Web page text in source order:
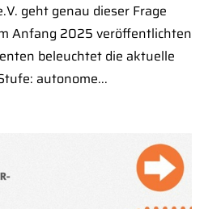
geht genau dieser Frage
Anfang 2025 veröffentlichten
beleuchtet die aktuelle
autonome...